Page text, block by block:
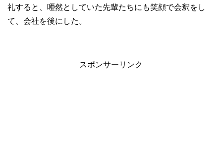
礼すると、唖然としていた先輩たちにも笑顔で会釈をし
て、会社を後にした。
スポンサーリンク